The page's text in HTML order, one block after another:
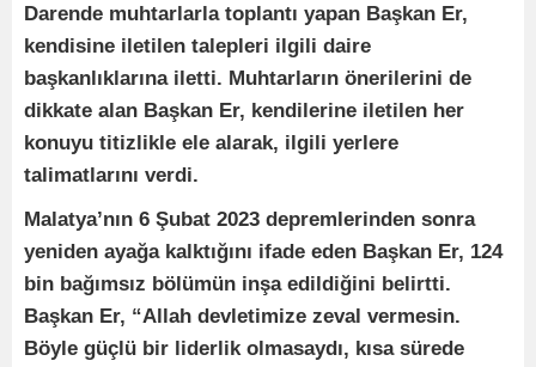
Darende muhtarlarla toplantı yapan Başkan Er,
kendisine iletilen talepleri ilgili daire
başkanlıklarına iletti. Muhtarların önerilerini de
dikkate alan Başkan Er, kendilerine iletilen her
konuyu titizlikle ele alarak, ilgili yerlere
talimatlarını verdi.
Malatya’nın 6 Şubat 2023 depremlerinden sonra
yeniden ayağa kalktığını ifade eden Başkan Er, 124
bin bağımsız bölümün inşa edildiğini belirtti.
Başkan Er, “Allah devletimize zeval vermesin.
Böyle güçlü bir liderlik olmasaydı, kısa sürede